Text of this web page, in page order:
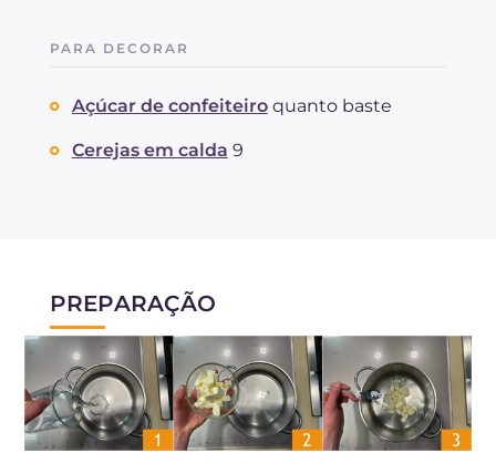
PARA DECORAR
Açúcar de confeiteiro quanto baste
Cerejas em calda 9
PREPARAÇÃO